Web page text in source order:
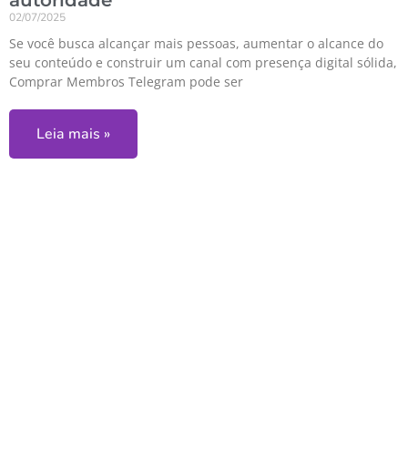
02/07/2025
Se você busca alcançar mais pessoas, aumentar o alcance do
seu conteúdo e construir um canal com presença digital sólida,
Comprar Membros Telegram pode ser
Leia mais »